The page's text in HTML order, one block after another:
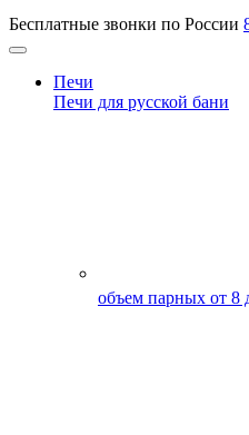
Бесплатные звонки по России
Печи
Печи для русской бани
объем парных от 8